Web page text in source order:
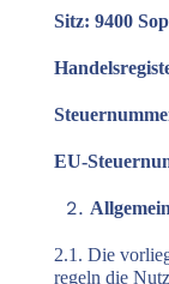
Sitz: 9400
EU-
2.1. Die
regeln die